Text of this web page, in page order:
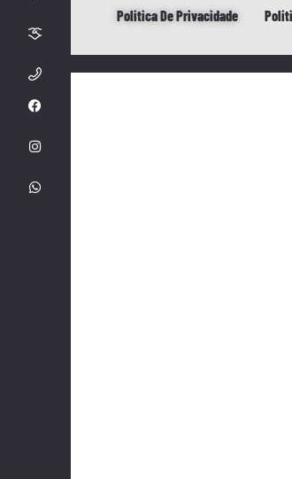
Politica De Privacidade